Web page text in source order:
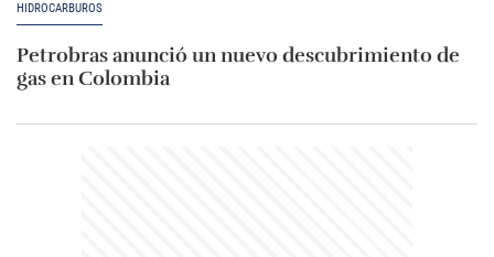
HIDROCARBUROS
Petrobras anunció un nuevo descubrimiento de
gas en Colombia